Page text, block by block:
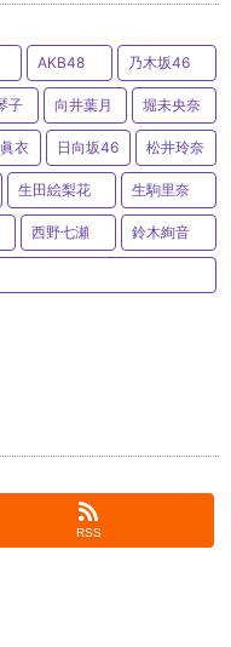
AKB48 乃木坂46
子 向井葉月 堀未央奈
衣 日向坂46 松井玲奈
生田絵梨花 生駒里奈
西野七瀬 鈴木絢音
RSS